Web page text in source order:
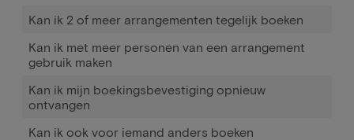
Kan ik 2 of meer arrangementen tegelijk boeken
Kan ik met meer personen van een arrangement
gebruik maken
Kan ik mijn boekingsbevestiging opnieuw
ontvangen
Kan ik ook voor iemand anders boeken